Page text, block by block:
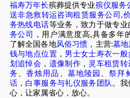
福寿万年长殡葬提供专业殡仪服务
送非急救转运咨询租赁服务公司,
务热线电话等业务，致力于做专业
务公司 ，用户满意度高,具备多年
了解全国各地风俗习惯 ，主营:墓
钱与地点位置， 男士女士寿衣一般
划追悼会 ， 遗像制作， 灵车租赁转
务
香烛用品 墓地陵园 、祭拜
话 ， 白事服务与礼仪服务团队 。
心，让家属省心，放心。